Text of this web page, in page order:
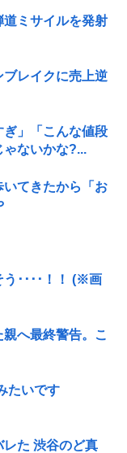
道ミサイルを発射
ブレイクに売上逆
ぎ」「こんな値段
ゃないかな?...
てきたから「お
う････！！ (※画
へ最終警告。こ
たいです
た 渋谷のど真